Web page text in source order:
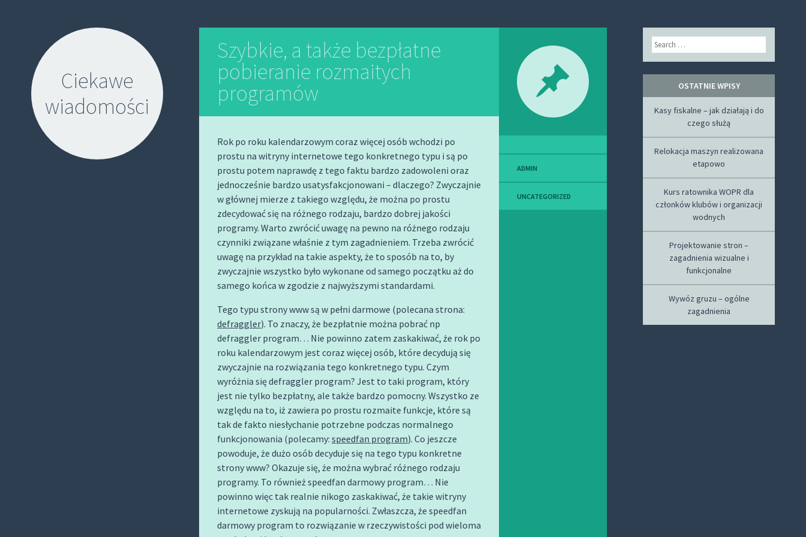
Ciekawe
wiadomości
Szybkie, a także bezpłatne
pobieranie rozmaitych
programów
Rok po roku kalendarzowym coraz więcej osób wchodzi po
prostu na witryny internetowe tego konkretnego typu i są po
prostu potem naprawdę z tego faktu bardzo zadowoleni oraz
jednocześnie bardzo usatysfakcjonowani – dlaczego? Zwyczajnie
w głównej mierze z takiego względu, że można po prostu
zdecydować się na różnego rodzaju, bardzo dobrej jakości
programy. Warto zwrócić uwagę na pewno na różnego rodzaju
czynniki związane właśnie z tym zagadnieniem. Trzeba zwrócić
uwagę na przykład na takie aspekty, że to sposób na to, by
zwyczajnie wszystko było wykonane od samego początku aż do
samego końca w zgodzie z najwyższymi standardami.
Tego typu strony www są w pełni darmowe (polecana strona:
defraggler). To znaczy, że bezpłatnie można pobrać np
defraggler program… Nie powinno zatem zaskakiwać, że rok po
roku kalendarzowym jest coraz więcej osób, które decydują się
zwyczajnie na rozwiązania tego konkretnego typu. Czym
wyróżnia się defraggler program? Jest to taki program, który
jest nie tylko bezpłatny, ale także bardzo pomocny. Wszystko ze
względu na to, iż zawiera po prostu rozmaite funkcje, które są
tak de fakto niesłychanie potrzebne podczas normalnego
funkcjonowania (polecamy: speedfan program). Co jeszcze
powoduje, że dużo osób decyduje się na tego typu konkretne
strony www? Okazuje się, że można wybrać różnego rodzaju
programy. To również speedfan darmowy program… Nie
powinno więc tak realnie nikogo zaskakiwać, że takie witryny
internetowe zyskują na popularności. Zwłaszcza, że speedfan
darmowy program to rozwiązanie w rzeczywistości pod wieloma
ADMIN
UNCATEGORIZED
Search
OSTATNIE WPISY
Kasy fiskalne – jak działają i do
czego służą
Relokacja maszyn realizowana
etapowo
Kurs ratownika WOPR dla
członków klubów i organizacji
wodnych
Projektowanie stron –
zagadnienia wizualne i
funkcjonalne
Wywóz gruzu – ogólne
zagadnienia